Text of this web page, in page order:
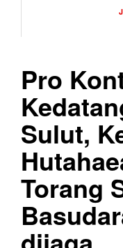
Pro
Sulut,
Torang